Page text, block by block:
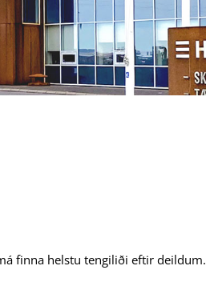
finna helstu tengiliði eftir deildum.